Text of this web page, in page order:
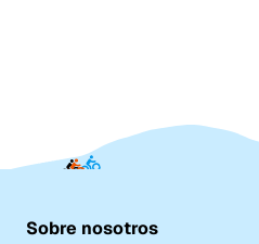
Sobre nosotros